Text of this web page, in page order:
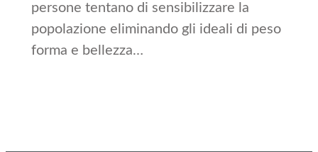
persone tentano di sensibilizzare la
popolazione eliminando gli ideali di peso
forma e bellezza…